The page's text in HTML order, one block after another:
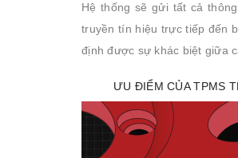
Hệ thống sẽ gửi tất cả
truyền tín hiệu trực tiếp đến
định được sự khác biệt giữa
ƯU ĐIỂM CỦA TPMS